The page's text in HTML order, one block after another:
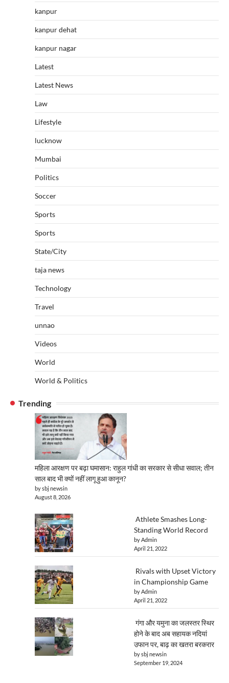
kanpur
kanpur dehat
kanpur nagar
Latest
Latest News
Law
Lifestyle
lucknow
Mumbai
Politics
Soccer
Sports
Sports
State/City
taja news
Technology
Travel
unnao
Videos
World
World & Politics
Trending
महिला आरक्षण पर बढ़ा घमासान: राहुल गांधी का सरकार से सीधा सवाल; तीन
साल बाद भी क्यों नहीं लागू हुआ कानून?
by sbj newsin
August 8, 2026
Athlete Smashes Long-
Standing World Record
by Admin
April 21, 2022
Rivals with Upset Victory
in Championship Game
by Admin
April 21, 2022
गंगा और यमुना का जलस्तर स्थिर
होने के बाद अब सहायक नदियां
उफान पर, बाढ़ का खतरा बरकरार
by sbj newsin
September 19, 2024